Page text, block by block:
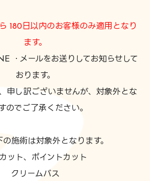
180日以内のお客様のみ適用となり
ます。
・メールをお送りしてお知らせして
おります。
申し訳ございませんが、対象外とな
のでご了承ください。
施術は対象外となります。
ット、ポイントカット
クリームバス